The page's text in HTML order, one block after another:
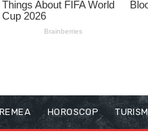
HOROSCOP TURISM